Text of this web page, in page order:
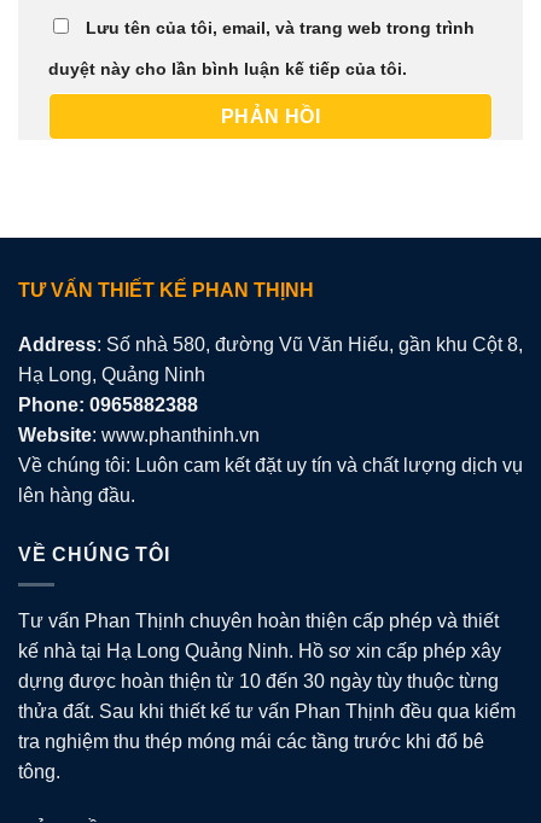
Lưu tên của tôi, email, và trang web trong trình
duyệt này cho lần bình luận kế tiếp của tôi.
TƯ VẤN THIẾT KẾ PHAN THỊNH
Address: Số nhà 580, đường Vũ Văn Hiếu, gần khu Cột 8,
Hạ Long, Quảng Ninh
Phone: 0965882388
Website: www.phanthinh.vn
Về chúng tôi: Luôn cam kết đặt uy tín và chất lượng dịch vụ
lên hàng đầu.
VỀ CHÚNG TÔI
Tư vấn Phan Thịnh chuyên hoàn thiện cấp phép và thiết
kế nhà tại Hạ Long Quảng Ninh. Hồ sơ xin cấp phép xây
dựng được hoàn thiện từ 10 đến 30 ngày tùy thuộc từng
thửa đất. Sau khi thiết kế tư vấn Phan Thịnh đều qua kiểm
tra nghiệm thu thép móng mái các tầng trước khi đổ bê
tông.